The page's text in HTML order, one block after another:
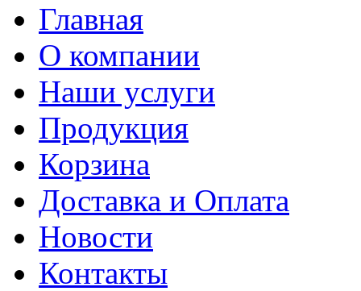
Главная
О компании
Наши услуги
Продукция
Корзина
Доставка и Оплата
Новости
Контакты